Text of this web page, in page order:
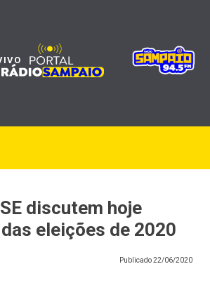
discutem hoje
eleições de 2020
Publicado22/06/2020